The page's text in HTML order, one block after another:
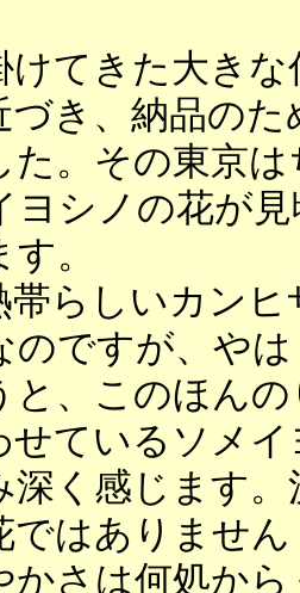
けてきた大きな
づき、納品のた
た。その東京は
ヨシノの花が見
。
らしいカンヒ
のですが、や
と、このほんの
せているソメイ
深く感じます。
ではありません
かさは何処から